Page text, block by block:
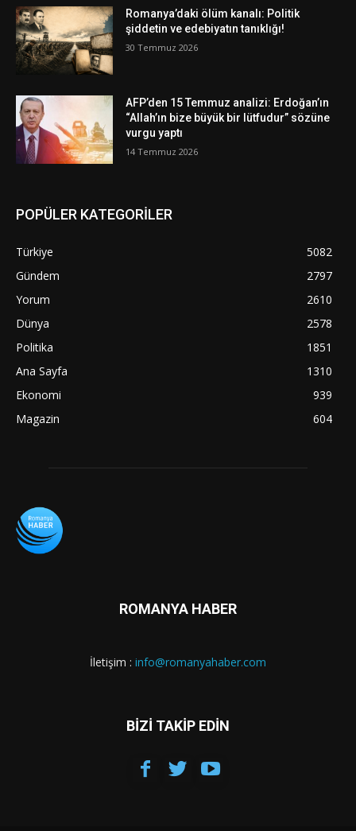
Romanya’daki ölüm kanalı: Politik
şiddetin ve edebiyatın tanıklığı!
30 Temmuz 2026
AFP’den 15 Temmuz analizi: Erdoğan’ın
“Allah’ın bize büyük bir lütfudur” sözüne
vurgu yaptı
14 Temmuz 2026
POPÜLER KATEGORİLER
Türkiye
5082
Gündem
2797
Yorum
2610
Dünya
2578
Politika
1851
Ana Sayfa
1310
Ekonomi
939
Magazin
604
ROMANYA HABER
İletişim : info@romanyahaber.com
BİZİ TAKİP EDİN